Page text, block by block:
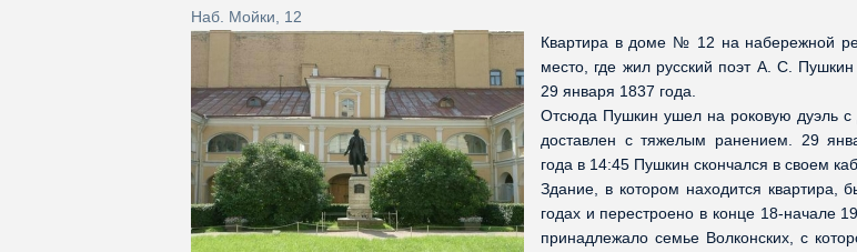
Наб. Мойки, 12
Квартира в доме № 12 на набережной
место, где жил русский поэт А. С.
29 января 1837 года.
Отсюда Пушкин ушел на роковую дуэль
доставлен с тяжелым ранением. 29
года в 14:45 Пушкин скончался в своем
Здание, в котором находится квартира,
годах и перестроено в конце 18-начале
принадлежало семье Волконских, с